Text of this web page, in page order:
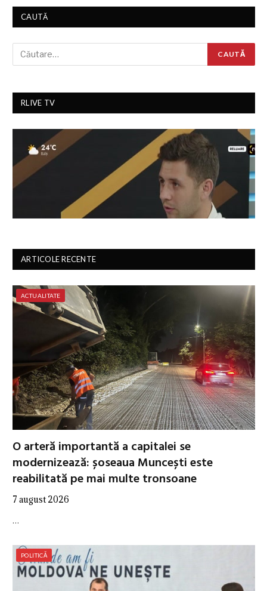
CAUTĂ
RLIVE TV
ARTICOLE RECENTE
ACTUALITATE
O arteră importantă a capitalei se
modernizează: șoseaua Muncești este
reabilitată pe mai multe tronsoane
7 august 2026
…
POLITICĂ